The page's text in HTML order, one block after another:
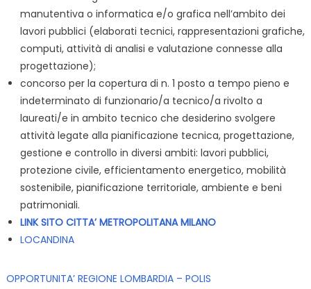
manutentiva o informatica e/o grafica nell’ambito dei
lavori pubblici (elaborati tecnici, rappresentazioni grafiche,
computi, attività di analisi e valutazione connesse alla
progettazione);
concorso per la copertura di n. 1 posto a tempo pieno e
indeterminato di funzionario/a tecnico/a rivolto a
laureati/e in ambito tecnico che desiderino svolgere
attività legate alla pianificazione tecnica, progettazione,
gestione e controllo in diversi ambiti: lavori pubblici,
protezione civile, efficientamento energetico, mobilità
sostenibile, pianificazione territoriale, ambiente e beni
patrimoniali.
LINK SITO CITTA’ METROPOLITANA MILANO
LOCANDINA
OPPORTUNITA’ REGIONE LOMBARDIA – POLIS